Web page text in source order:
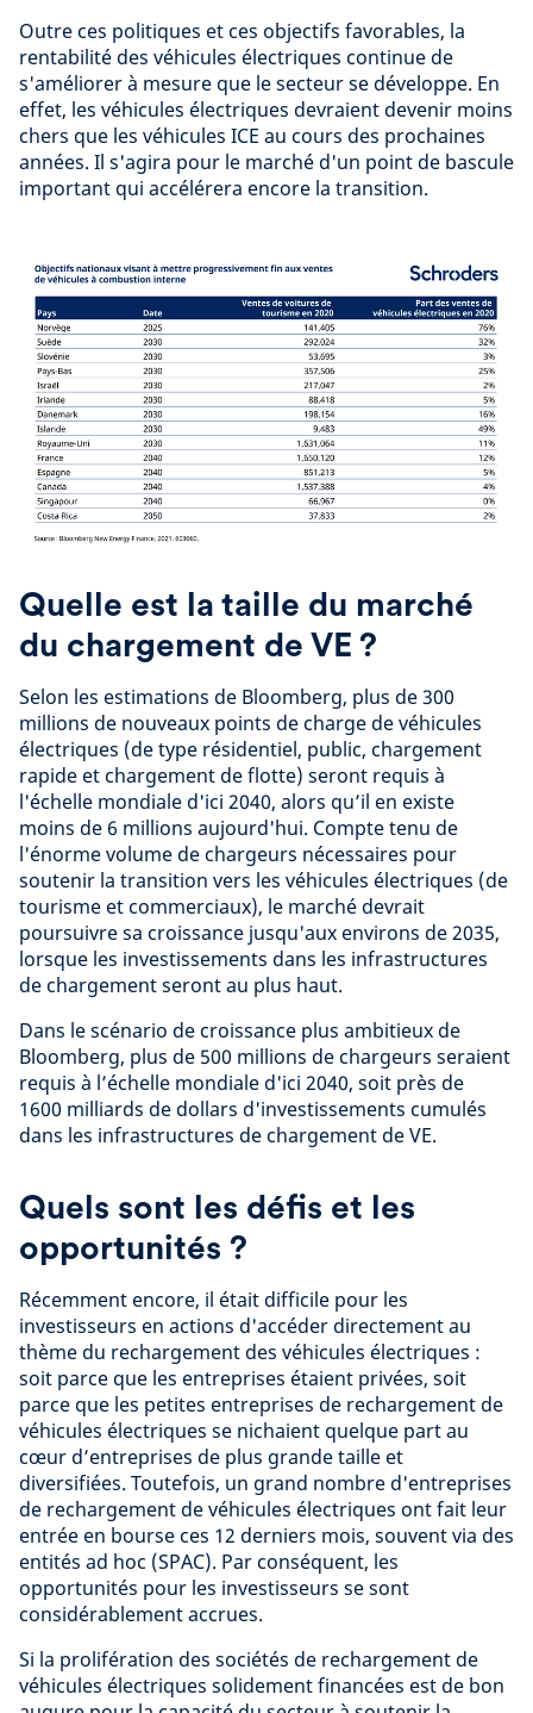
Outre ces politiques et ces objectifs favorables, la
rentabilité des véhicules électriques continue de
s'améliorer à mesure que le secteur se développe. En
effet, les véhicules électriques devraient devenir moins
chers que les véhicules ICE au cours des prochaines
années. Il s'agira pour le marché d'un point de bascule
important qui accélérera encore la transition.
Quelle est la taille du marché
du chargement de VE ?
Selon les estimations de Bloomberg, plus de 300
millions de nouveaux points de charge de véhicules
électriques (de type résidentiel, public, chargement
rapide et chargement de flotte) seront requis à
l'échelle mondiale d'ici 2040, alors qu’il en existe
moins de 6 millions aujourd'hui. Compte tenu de
l'énorme volume de chargeurs nécessaires pour
soutenir la transition vers les véhicules électriques (de
tourisme et commerciaux), le marché devrait
poursuivre sa croissance jusqu'aux environs de 2035,
lorsque les investissements dans les infrastructures
de chargement seront au plus haut.
Dans le scénario de croissance plus ambitieux de
Bloomberg, plus de 500 millions de chargeurs seraient
requis à l’échelle mondiale d'ici 2040, soit près de
1600 milliards de dollars d'investissements cumulés
dans les infrastructures de chargement de VE.
Quels sont les défis et les
opportunités ?
Récemment encore, il était difficile pour les
investisseurs en actions d'accéder directement au
thème du rechargement des véhicules électriques :
soit parce que les entreprises étaient privées, soit
parce que les petites entreprises de rechargement de
véhicules électriques se nichaient quelque part au
cœur d’entreprises de plus grande taille et
diversifiées. Toutefois, un grand nombre d'entreprises
de rechargement de véhicules électriques ont fait leur
entrée en bourse ces 12 derniers mois, souvent via des
entités ad hoc (SPAC). Par conséquent, les
opportunités pour les investisseurs se sont
considérablement accrues.
Si la prolifération des sociétés de rechargement de
véhicules électriques solidement financées est de bon